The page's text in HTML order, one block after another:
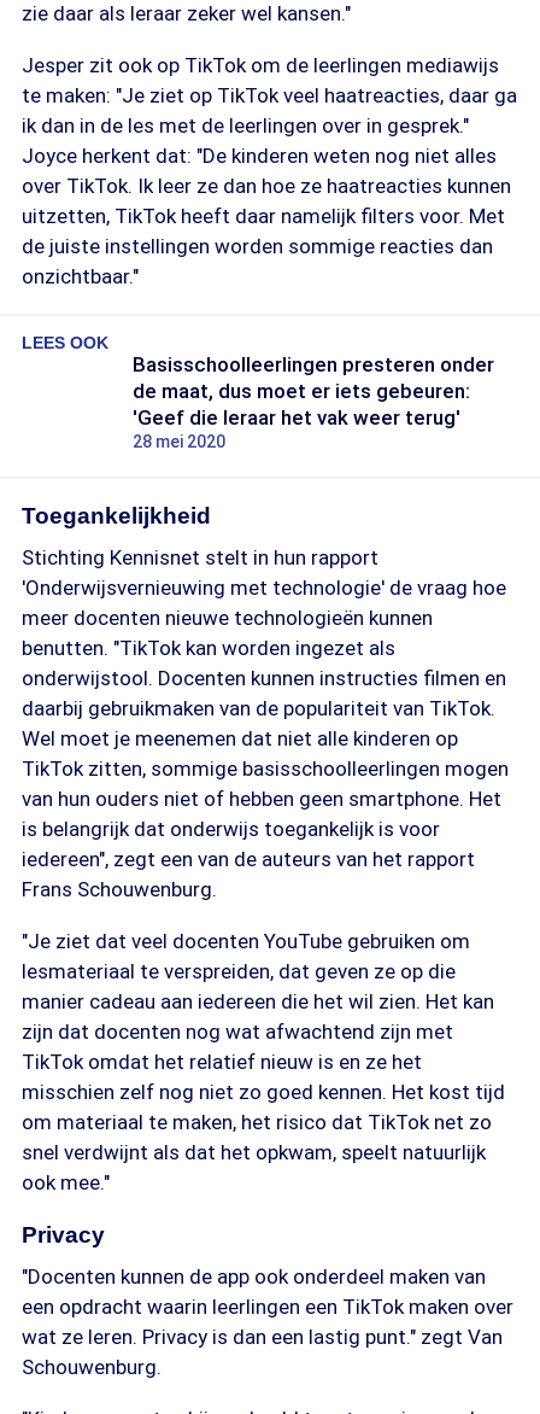
zie daar als leraar zeker wel kansen."
Jesper zit ook op TikTok om de leerlingen mediawijs
te maken: "Je ziet op TikTok veel haatreacties, daar ga
ik dan in de les met de leerlingen over in gesprek."
Joyce herkent dat: "De kinderen weten nog niet alles
over TikTok. Ik leer ze dan hoe ze haatreacties kunnen
uitzetten, TikTok heeft daar namelijk filters voor. Met
de juiste instellingen worden sommige reacties dan
onzichtbaar."
LEES OOK
Basisschoolleerlingen presteren onder
de maat, dus moet er iets gebeuren:
'Geef die leraar het vak weer terug'
28 mei 2020
Toegankelijkheid
Stichting Kennisnet stelt in hun rapport
'Onderwijsvernieuwing met technologie' de vraag hoe
meer docenten nieuwe technologieën kunnen
benutten. "TikTok kan worden ingezet als
onderwijstool. Docenten kunnen instructies filmen en
daarbij gebruikmaken van de populariteit van TikTok.
Wel moet je meenemen dat niet alle kinderen op
TikTok zitten, sommige basisschoolleerlingen mogen
van hun ouders niet of hebben geen smartphone. Het
is belangrijk dat onderwijs toegankelijk is voor
iedereen", zegt een van de auteurs van het rapport
Frans Schouwenburg.
"Je ziet dat veel docenten YouTube gebruiken om
lesmateriaal te verspreiden, dat geven ze op die
manier cadeau aan iedereen die het wil zien. Het kan
zijn dat docenten nog wat afwachtend zijn met
TikTok omdat het relatief nieuw is en ze het
misschien zelf nog niet zo goed kennen. Het kost tijd
om materiaal te maken, het risico dat TikTok net zo
snel verdwijnt als dat het opkwam, speelt natuurlijk
ook mee."
Privacy
"Docenten kunnen de app ook onderdeel maken van
een opdracht waarin leerlingen een TikTok maken over
wat ze leren. Privacy is dan een lastig punt." zegt Van
Schouwenburg.